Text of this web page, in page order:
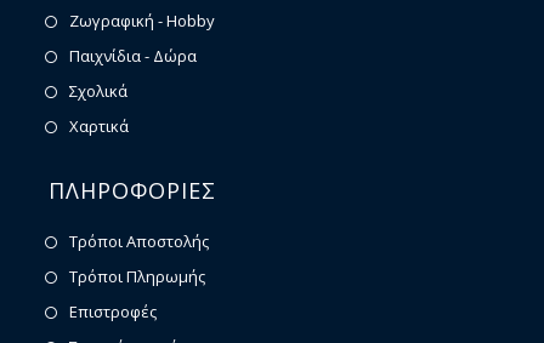
Ζωγραφική - Hobby
Παιχνίδια - Δώρα
Σχολικά
Χαρτικά
ΠΛΗΡΟΦΟΡΙΕΣ
Τρόποι Αποστολής
Τρόποι Πληρωμής
Επιστροφές